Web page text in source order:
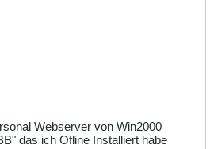
Webserver von Win2000
das ich Ofline Installiert habe